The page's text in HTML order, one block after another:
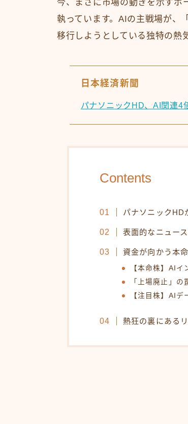
今、まさに市場の動きを示すボ
執っています。AIの主戦場が、
移行しようとしている独特の熱
日本経済新聞
パナソニックHD、AI関連
Contents
パナソニックHD
表面的なニュー
資金が向かう本
【本命株】AI
「上場廃止」
【注目株】AI
熱狂の裏にある